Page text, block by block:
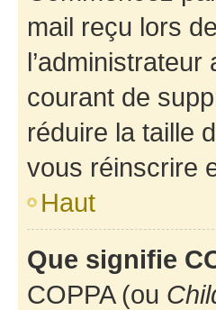
mail reçu lors
courant de
réduire la taille
vous réinscrire
Haut
Que signifie
COPPA (ou